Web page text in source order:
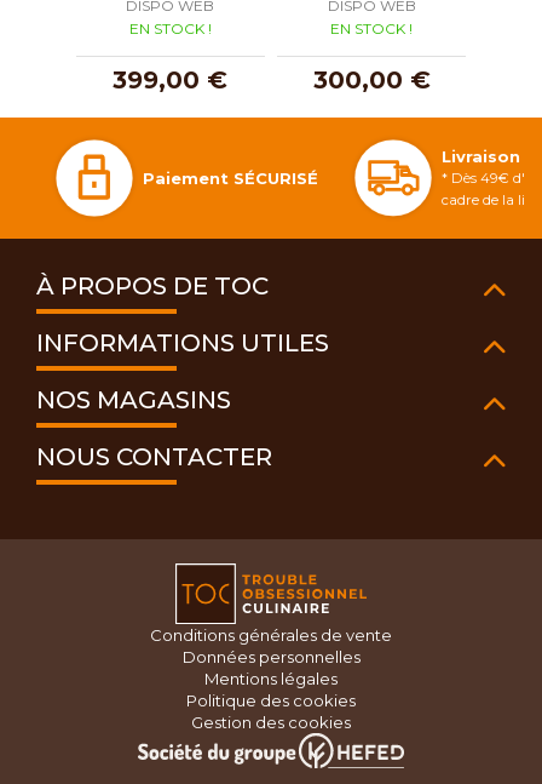
DISPO WEB
EN STOCK !
399,00 €
DISPO WEB
EN STOCK !
300,00 €
Paiement SÉCURISÉ
Livraison
* Dès 49€
cadre de la
À PROPOS DE TOC
INFORMATIONS UTILES
NOS MAGASINS
NOUS CONTACTER
Conditions générales de vente
Données personnelles
Mentions légales
Politique des cookies
Gestion des cookies